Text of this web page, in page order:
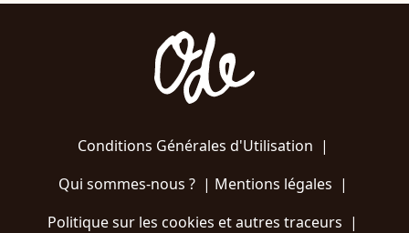
Conditions Générales d'Utilisation |
Qui sommes-nous ?| Mentions légales |
Politique sur les cookies et autres traceurs |